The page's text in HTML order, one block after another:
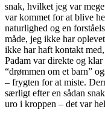
snak, hvilket jeg var
var kommet for at blive
naturlighed og en
måde, jeg ikke har
ikke har haft kontakt
Padam var direkte og
“drømmen om et barn”
– frygten for at miste.
særligt efter en sådan
uro i kroppen – det var